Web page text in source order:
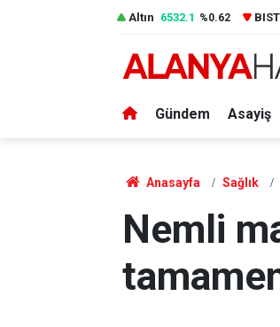
Altın 6532.1 %0.62 BIST
Gündem Asayiş
Anasayfa Sağlık
Nemli